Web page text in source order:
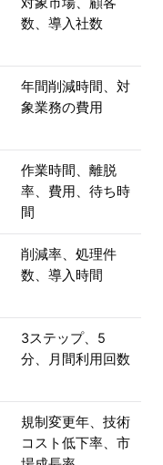
数、導入社数
年間削減時間、対
象業務の費用
作業時間、離脱
率、費用、待ち時
間
削減率、処理件
数、導入時間
3ステップ、5
分、月間利用回数
規制変更年、技術
コスト低下率、市